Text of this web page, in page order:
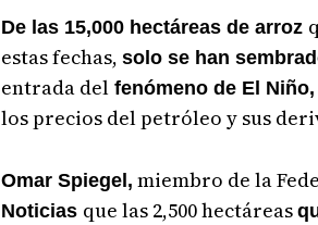
De las 15,000 hectáreas de arroz
estas fechas, solo se han
entrada delfenómeno de El Niño,
los precios del petróleo y sus
Omar Spiegel, miembro de la
Noticias que las 2,500 hectáreas